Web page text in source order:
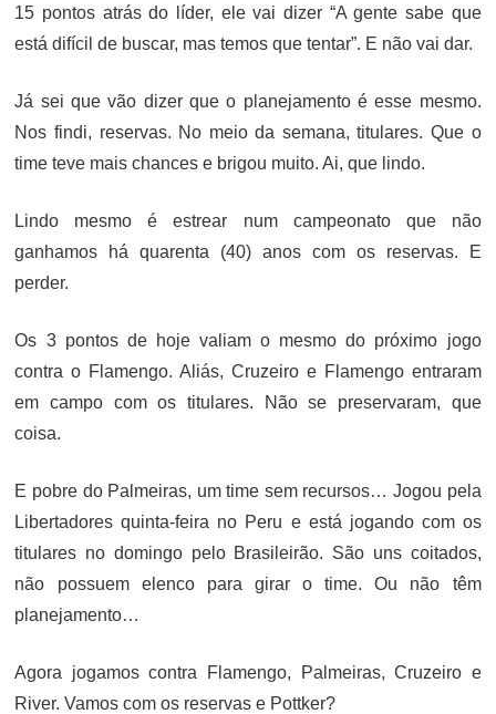
15 pontos atrás do líder, ele vai dizer “A gente sabe que
está difícil de buscar, mas temos que tentar”. E não vai dar.
Já sei que vão dizer que o planejamento é esse mesmo.
Nos findi, reservas. No meio da semana, titulares. Que o
time teve mais chances e brigou muito. Ai, que lindo.
Lindo mesmo é estrear num campeonato que não
ganhamos há quarenta (40) anos com os reservas. E
perder.
Os 3 pontos de hoje valiam o mesmo do próximo jogo
contra o Flamengo. Aliás, Cruzeiro e Flamengo entraram
em campo com os titulares. Não se preservaram, que
coisa.
E pobre do Palmeiras, um time sem recursos… Jogou pela
Libertadores quinta-feira no Peru e está jogando com os
titulares no domingo pelo Brasileirão. São uns coitados,
não possuem elenco para girar o time. Ou não têm
planejamento…
Agora jogamos contra Flamengo, Palmeiras, Cruzeiro e
River. Vamos com os reservas e Pottker?